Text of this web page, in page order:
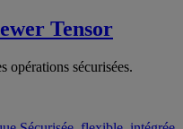
Tensor
opérations sécurisées.